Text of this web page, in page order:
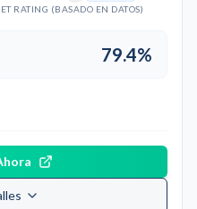
RATING (BASADO EN DATOS)
79.4%